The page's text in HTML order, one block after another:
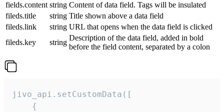
fields.content string Content of data field. Tags will be insulated
fileds.title
string Title shown above a data field
fileds.link
string URL that opens when the data field is clicked
fileds.key
string
Description of the data field, added in bold
before the field content, separated by a colon
jivo_api.setCustomData([
    {